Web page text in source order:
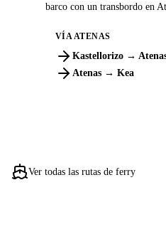
barco con un transbordo en
VÍA ATENAS
Kastellorizo →
Atenas → Kea
Ver todas las rutas de ferry